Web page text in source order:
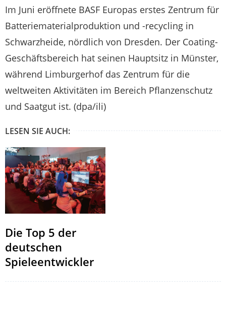
Im Juni eröffnete BASF Europas erstes Zentrum für
Batteriematerialproduktion und -recycling in
Schwarzheide, nördlich von Dresden. Der Coating-
Geschäftsbereich hat seinen Hauptsitz in Münster,
während Limburgerhof das Zentrum für die
weltweiten Aktivitäten im Bereich Pflanzenschutz
und Saatgut ist. (dpa/ili)
LESEN SIE AUCH:
Die Top 5 der
deutschen
Spieleentwickler